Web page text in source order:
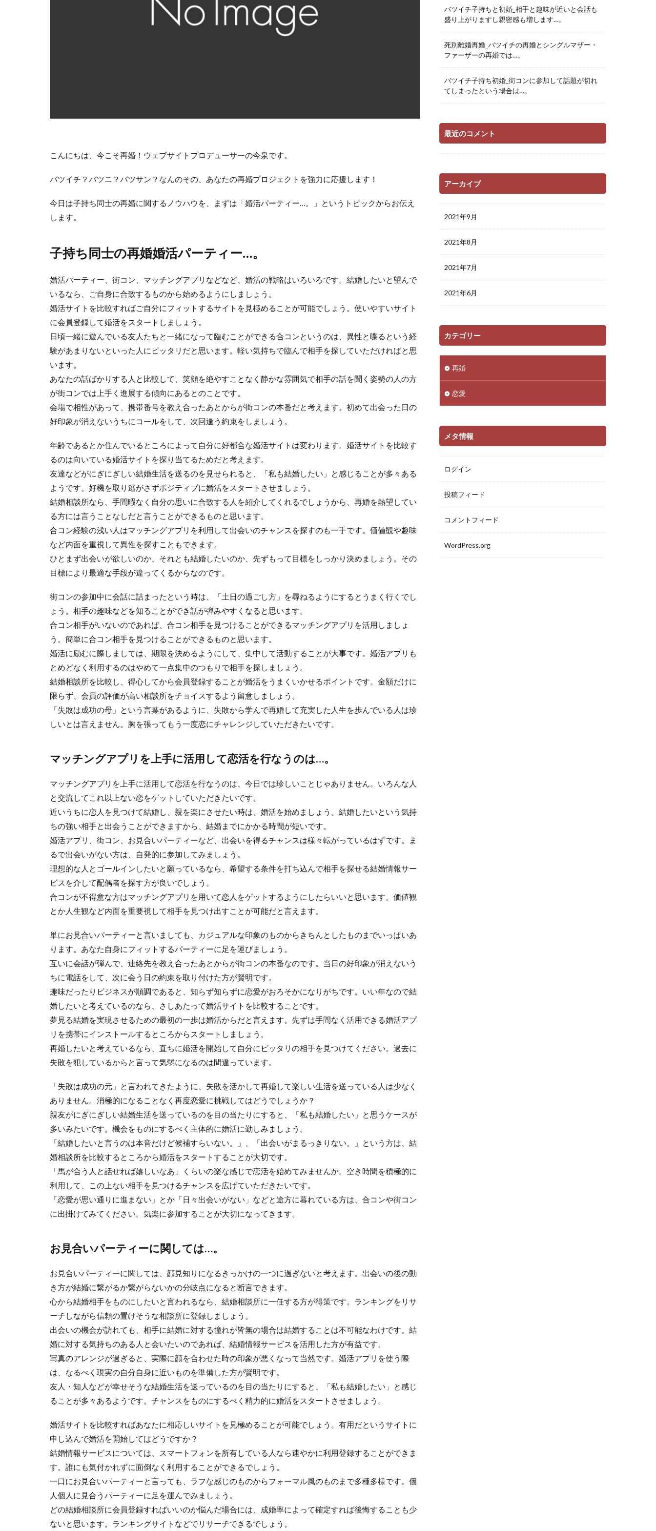
こんにちは、今こそ再婚！ウェブサイトプロデューサーの今泉です。
バツイチ？バツニ？バツサン？なんのその、あなたの再婚プロジェクトを強力に応援します！
今日は子持ち同士の再婚に関するノウハウを、まずは「婚活パーティー…。」というトピックからお伝え
します。
子持ち同士の再婚婚活パーティー…。
婚活パーティー、街コン、マッチングアプリなどなど、婚活の戦略はいろいろです。結婚したいと望んで
いるなら、ご自身に合致するものから始めるようにしましょう。
婚活サイトを比較すればご自分にフィットするサイトを見極めることが可能でしょう。使いやすいサイト
に会員登録して婚活をスタートしましょう。
日頃一緒に遊んでいる友人たちと一緒になって臨むことができる合コンというのは、異性と喋るという経
験があまりないといった人にピッタリだと思います。軽い気持ちで臨んで相手を探していただければと思
います。
あなたの話ばかりする人と比較して、笑顔を絶やすことなく静かな雰囲気で相手の話を聞く姿勢の人の方
が街コンでは上手く進展する傾向にあるとのことです。
会場で相性があって、携帯番号を教え合ったあとからが街コンの本番だと考えます。初めて出会った日の
好印象が消えないうちにコールをして、次回逢う約束をしましょう。
年齢であるとか住んでいるところによって自分に好都合な婚活サイトは変わります。婚活サイトを比較す
るのは向いている婚活サイトを探り当てるためだと考えます。
友達などがにぎにぎしい結婚生活を送るのを見せられると、「私も結婚したい」と感じることが多々ある
ようです。好機を取り逃がさずポジティブに婚活をスタートさせましょう。
結婚相談所なら、手間暇なく自分の思いに合致する人を紹介してくれるでしょうから、再婚を熱望してい
る方には言うことなしだと言うことができるものと思います。
合コン経験の浅い人はマッチングアプリを利用して出会いのチャンスを探すのも一手です。価値観や趣味
など内面を重視して異性を探すこともできます。
ひとまず出会いが欲しいのか、それとも結婚したいのか、先ずもって目標をしっかり決めましょう。その
目標により最適な手段が違ってくるからなのです。
街コンの参加中に会話に詰まったという時は、「土日の過ごし方」を尋ねるようにするとうまく行くでし
ょう。相手の趣味などを知ることができ話が弾みやすくなると思います。
合コン相手がいないのであれば、合コン相手を見つけることができるマッチングアプリを活用しましょ
う。簡単に合コン相手を見つけることができるものと思います。
婚活に励むに際しましては、期限を決めるようにして、集中して活動することが大事です。婚活アプリも
とめどなく利用するのはやめて一点集中のつもりで相手を探しましょう。
結婚相談所を比較し、得心してから会員登録することが婚活をうまくいかせるポイントです。金額だけに
限らず、会員の評価が高い相談所をチョイスするよう留意しましょう。
「失敗は成功の母」という言葉があるように、失敗から学んで再婚して充実した人生を歩んでいる人は珍
しいとは言えません。胸を張ってもう一度恋にチャレンジしていただきたいです。
マッチングアプリを上手に活用して恋活を行なうのは…。
マッチングアプリを上手に活用して恋活を行なうのは、今日では珍しいことじゃありません。いろんな人
と交流してこれ以上ない恋をゲットしていただきたいです。
近いうちに恋人を見つけて結婚し、親を楽にさせたい時は、婚活を始めましょう。結婚したいという気持
ちの強い相手と出会うことができますから、結婚までにかかる時間が短いです。
婚活アプリ、街コン、お見合いパーティーなど、出会いを得るチャンスは様々転がっているはずです。ま
るで出会いがない方は、自発的に参加してみましょう。
理想的な人とゴールインしたいと願っているなら、希望する条件を打ち込んで相手を探せる結婚情報サー
ビスを介して配偶者を探す方が良いでしょう。
合コンが不得意な方はマッチングアプリを用いて恋人をゲットするようにしたらいいと思います。価値観
とか人生観など内面を重要視して相手を見つけ出すことが可能だと言えます。
単にお見合いパーティーと言いましても、カジュアルな印象のものからきちんとしたものまでいっぱいあ
ります。あなた自身にフィットするパーティーに足を運びましょう。
互いに会話が弾んで、連絡先を教え合ったあとからが街コンの本番なのです。当日の好印象が消えないう
ちに電話をして、次に会う日の約束を取り付けた方が賢明です。
趣味だったりビジネスが順調であると、知らず知らずに恋愛がおろそかになりがちです。いい年なので結
婚したいと考えているのなら、さしあたって婚活サイトを比較することです。
夢見る結婚を実現させるための最初の一歩は婚活からだと言えます。先ずは手間なく活用できる婚活アプ
リを携帯にインストールするところからスタートしましょう。
再婚したいと考えているなら、直ちに婚活を開始して自分にピッタリの相手を見つけてください。過去に
失敗を犯しているからと言って気弱になるのは間違っています。
「失敗は成功の元」と言われてきたように、失敗を活かして再婚して楽しい生活を送っている人は少なく
ありません。消極的になることなく再度恋愛に挑戦してはどうでしょうか？
親友がにぎにぎしい結婚生活を送っているのを目の当たりにすると、「私も結婚したい」と思うケースが
多いみたいです。機会をものにするべく主体的に婚活に勤しみましょう。
「結婚したいと言うのは本音だけど候補すらいない。」、「出会いがまるっきりない。」という方は、結
婚相談所を比較するところから婚活をスタートすることが大切です。
「馬が合う人と話せれば嬉しいなあ」くらいの楽な感じで恋活を始めてみませんか。空き時間を積極的に
利用して、この上ない相手を見つけるチャンスを広げていただきたいです。
「恋愛が思い通りに進まない」とか「日々出会いがない」などと途方に暮れている方は、合コンや街コン
に出掛けてみてください。気楽に参加することが大切になってきます。
お見合いパーティーに関しては…。
お見合いパーティーに関しては、顔見知りになるきっかけの一つに過ぎないと考えます。出会いの後の動
き方が結婚に繋がるか繋がらないかの分岐点になると断言できます。
心から結婚相手をものにしたいと言われるなら、結婚相談所に一任する方が得策です。ランキングをリサ
ーチしながら信頼の置けそうな相談所に登録しましょう。
出会いの機会が訪れても、相手に結婚に対する憧れが皆無の場合は結婚することは不可能なわけです。結
婚に対する気持ちのある人と会いたいのであれば、結婚情報サービスを活用した方が有益です。
写真のアレンジが過ぎると、実際に顔を合わせた時の印象が悪くなって当然です。婚活アプリを使う際
は、なるべく現実の自分自身に近いものを準備した方が賢明です。
友人・知人などが幸せそうな結婚生活を送っているのを目の当たりにすると、「私も結婚したい」と感じ
ることが多々あるようです。チャンスをものにするべく精力的に婚活をスタートさせましょう。
婚活サイトを比較すればあなたに相応しいサイトを見極めることが可能でしょう。有用だというサイトに
申し込んで婚活を開始してはどうですか？
結婚情報サービスについては、スマートフォンを所有している人なら速やかに利用登録することができま
す。誰にも気付かれずに面倒なく利用することができるでしょう。
一口にお見合いパーティーと言っても、ラフな感じのものからフォーマル風のものまで多種多様です。個
人個人に見合うパーティーに足を運んでみましょう。
どの結婚相談所に会員登録すればいいのか悩んだ場合には、成婚率によって確定すれば後悔することも少
ないと思います。ランキングサイトなどでリサーチできるでしょう。
バツイチ子持ちと初婚_相手と趣味が近いと会話も
盛り上がりますし親密感も増します…。
死別離婚再婚_バツイチの再婚とシングルマザー・
ファーザーの再婚では…。
バツイチ子持ち初婚_街コンに参加して話題が切れ
てしまったという場合は…。
最近のコメント
アーカイブ
2021年9月
2021年8月
2021年7月
2021年6月
カテゴリー
再婚
恋愛
メタ情報
ログイン
投稿フィード
コメントフィード
WordPress.org